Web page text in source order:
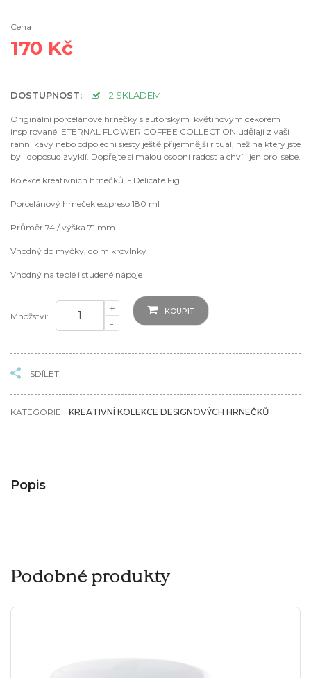
Cena
170 Kč
DOSTUPNOST: 2 SKLADEM
Originální porcelánové hrnečky s autorským květinovým dekorem
inspirované ETERNAL FLOWER COFFEE COLLECTION udělají z vaší
ranní kávy nebo odpolední siesty ještě příjemnější rituál, než na který jste
byli doposud zvyklí. Dopřejte si malou osobní radost a chvíli jen pro sebe.
Kolekce kreativních hrnečků - Delicate Fig
Porcelánový hrneček esspreso 180 ml
Průměr 74 / výška 71 mm
Vhodný do myčky, do mikrovlnky
Vhodný na teplé i studené nápoje
Množství:
+
-
KOUPIT
SDÍLET
KATEGORIE: KREATIVNÍ KOLEKCE DESIGNOVÝCH HRNEČKŮ
Popis
Podobné produkty